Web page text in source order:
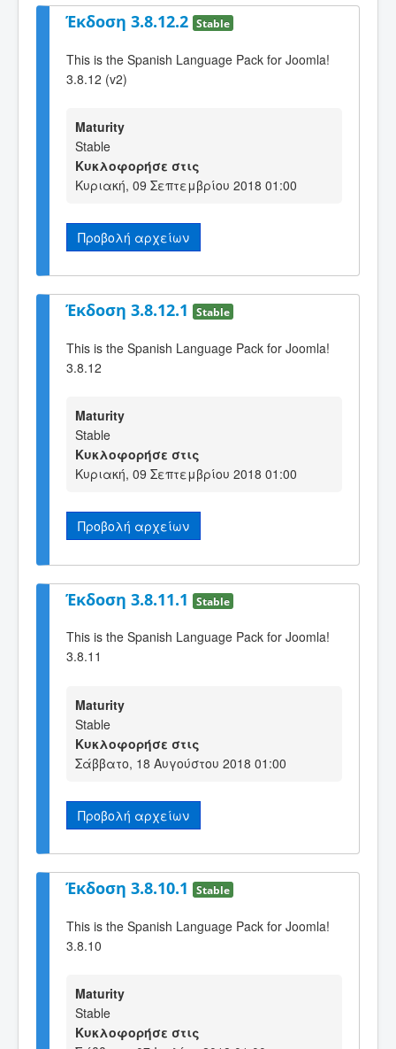
Έκδοση 3.8.12.2 Stable
This is the Spanish Language Pack for Joomla!
3.8.12 (v2)
Maturity
Stable
Κυκλοφορήσε στις
Κυριακή, 09 Σεπτεμβρίου 2018 01:00
Προβολή αρχείων
Έκδοση 3.8.12.1 Stable
This is the Spanish Language Pack for Joomla!
3.8.12
Maturity
Stable
Κυκλοφορήσε στις
Κυριακή, 09 Σεπτεμβρίου 2018 01:00
Προβολή αρχείων
Έκδοση 3.8.11.1 Stable
This is the Spanish Language Pack for Joomla!
3.8.11
Maturity
Stable
Κυκλοφορήσε στις
Σάββατο, 18 Αυγούστου 2018 01:00
Προβολή αρχείων
Έκδοση 3.8.10.1 Stable
This is the Spanish Language Pack for Joomla!
3.8.10
Maturity
Stable
Κυκλοφορήσε στις